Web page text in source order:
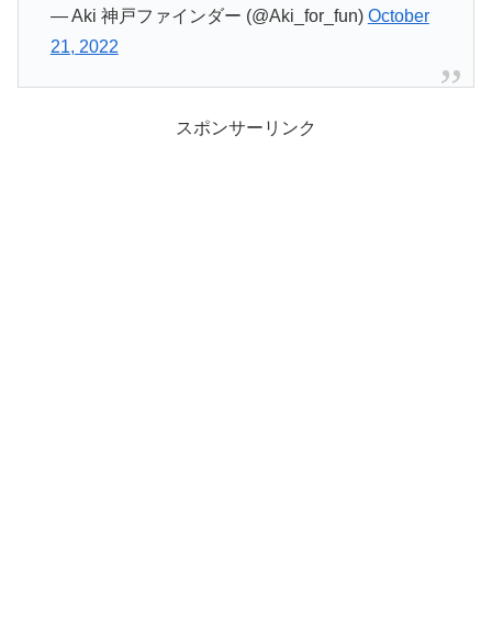
— Aki 神戸ファインダー (@Aki_for_fun) October
21, 2022
スポンサーリンク